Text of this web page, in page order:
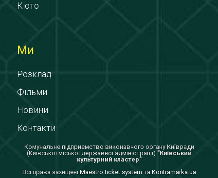
Кіото
Ми
Розклад
Фільми
Новини
Контакти
Комунальне підприємство виконавчого органу Київради
(Київської міської державної адміністрації) "Київський
культурний кластер"
Всi права захищенi Maestro ticket system та Kontramarka.ua